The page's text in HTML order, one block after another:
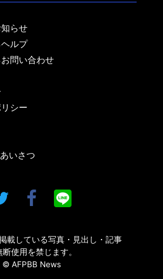
らせ
ルプ
問い合わせ
シー
いさつ
載している写真・見出し・記事
断使用を禁じます。
© AFPBB News